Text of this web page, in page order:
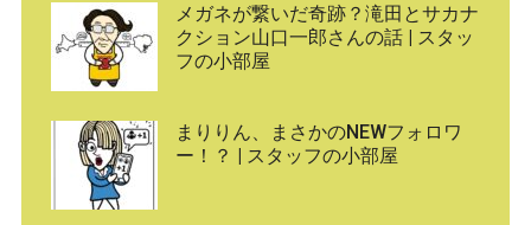
メガネが繋いだ奇跡？滝田とサカナ
クション山口一郎さんの話 | スタッ
フの小部屋
まりりん、まさかのNEWフォロワ
ー！？ | スタッフの小部屋